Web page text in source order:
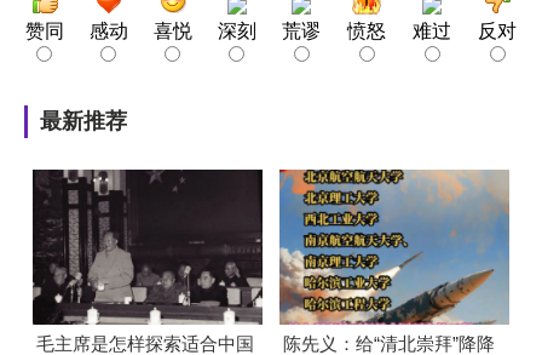
赞同 感动 喜悦 深刻 荒谬 愤怒 难过 反对
最新推荐
毛主席是怎样探索适合中国
陈先义：给“清北崇拜”降降